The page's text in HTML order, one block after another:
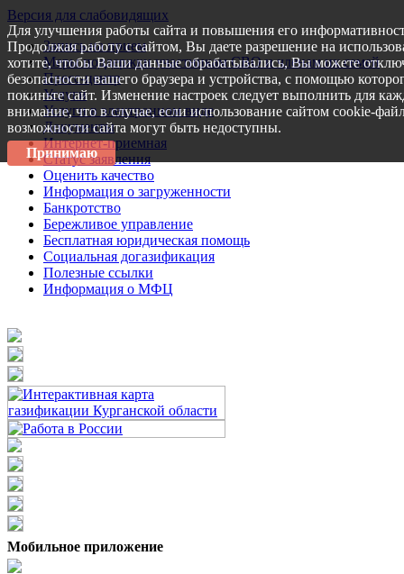
Версия для слабовидящих
Запись на прием
Меры поддержки участникам СВО и членам их семей
Пресс-центр
Услуги
Услуги в электронном виде
Документы
Интернет-приемная
Статус заявления
Оценить качество
Информация о загруженности
Банкротство
Бережливое управление
Бесплатная юридическая помощь
Социальная догазификация
Полезные ссылки
Информация о МФЦ
Мобильное приложение
Для улучшения работы сайта и повышения его
Продолжая работу с сайтом, Вы даете разрешение на
хотите, чтобы Ваши данные обрабатывались, Вы можете
безопасности вашего браузера и устройства, с помощью
покиньте сайт. Изменение настроек следует выполнить для
внимание, что в случае, если использование сайтом cookie-
возможности сайта могут быть недоступны.
Принимаю